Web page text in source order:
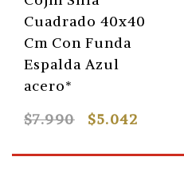
Cuadrado 40x40
Cm Con Funda
Espalda Azul
acero*
$7.990
$5.042